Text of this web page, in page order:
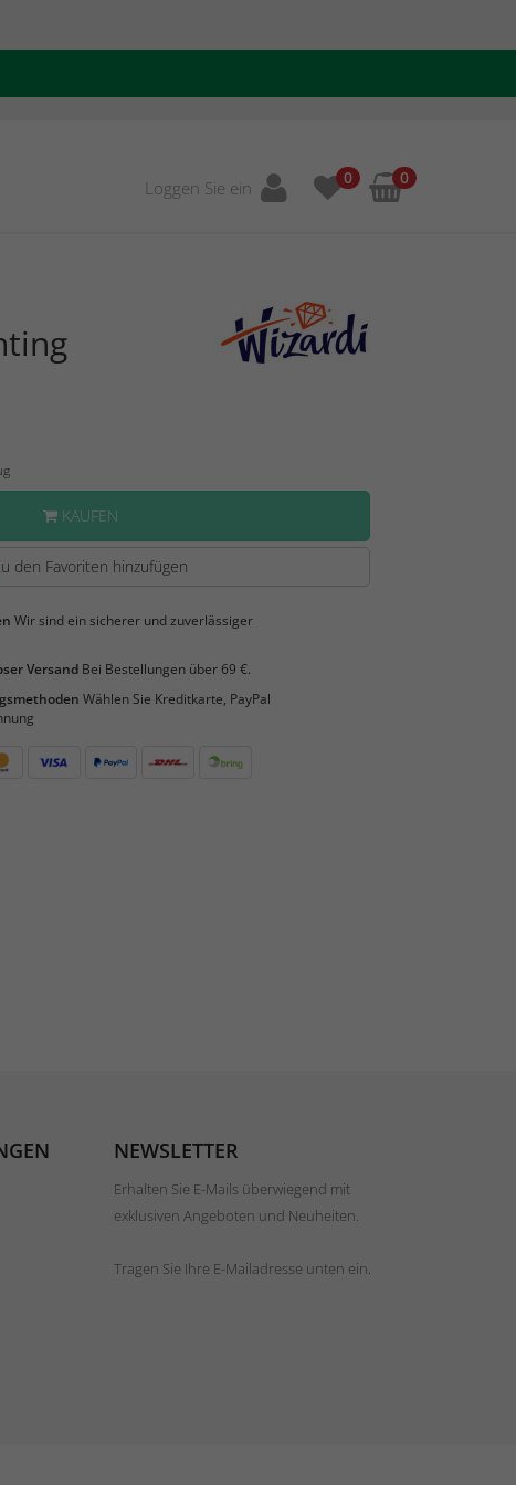
Loggen Sie ein 0 0
KAUFEN
den Favoriten hinzufügen
Wir sind ein sicherer und zuverlässiger
VersandBei Bestellungen über 69 €.
Wählen Sie Kreditkarte, PayPal
NEWSLETTER
Erhalten Sie E-Mails überwiegend mit
exklusiven Angeboten und Neuheiten.
Tragen Sie Ihre E-Mailadresse unten ein.